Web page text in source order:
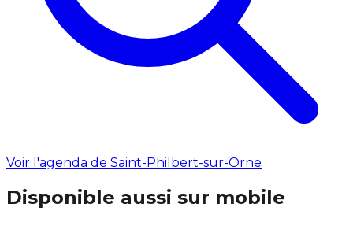
Voir l'agenda de Saint-Philbert-sur-Orne
Disponible aussi sur mobile